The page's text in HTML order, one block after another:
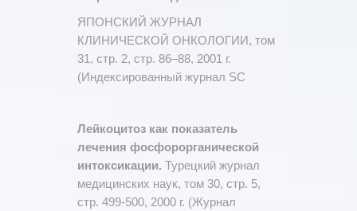
ЯПОНСКИЙ ЖУРНАЛ
КЛИНИЧЕСКОЙ ОНКОЛОГИИ, том
31, стр. 2, стр. 86–88, 2001 г.
(Индексированный журнал SC
Лейкоцитоз как показатель
лечения фосфорорганической
интоксикации. Турецкий журнал
медицинских наук, том 30, стр. 5,
стр. 499-500, 2000 г. (Журнал